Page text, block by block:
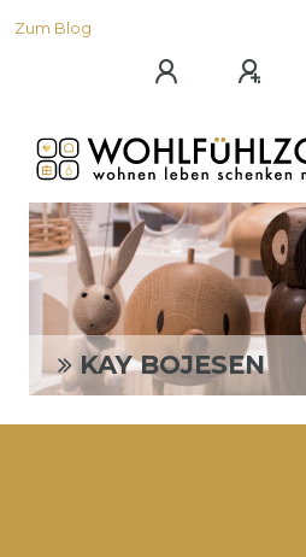
Zum Blog
KAY BOJESEN